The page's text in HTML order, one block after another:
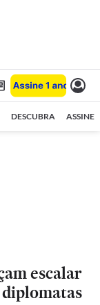
DESCUBRA ASSINE
escalar